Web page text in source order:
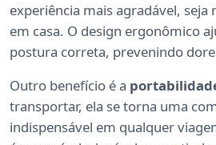
experiência mais agradável, seja
em casa. O design ergonômico
postura correta, prevenindo
Outro benefício é a
transportar, ela se torna uma
indispensável em qualquer